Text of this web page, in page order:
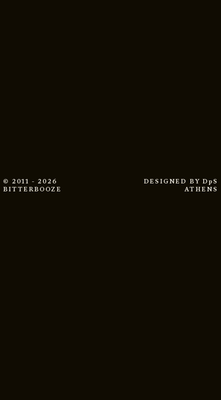
© 2011 - 2026
BITTERBOOZE
DESIGNED BY DpS
ATHENS